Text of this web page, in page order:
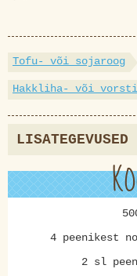
Tofu- või sojaroog
Hakkliha- või
LISATEGEVUSED
4 peenikest
2 sl